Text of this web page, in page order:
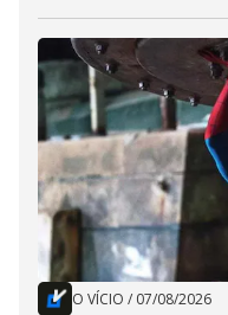
O VÍCIO / 07/08/2026